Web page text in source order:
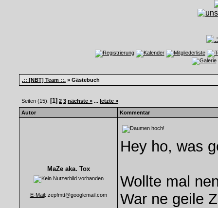
.:: [NBT] Team ::. » Gästebuch
Seiten (15): [1] 2 3 nächste » ... letzte »
Autor
Kommentar
MaZe aka. Tox
E-Mail: zepfmtt@googlemail.com
Hey ho, was
Wollte mal
War ne geile